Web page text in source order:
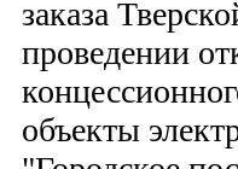
заказа
проведении
объекты